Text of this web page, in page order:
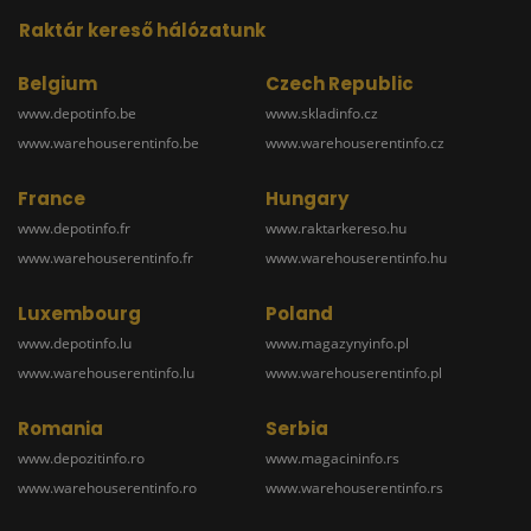
Raktár kereső hálózatunk
Belgium
www.depotinfo.be
www.warehouserentinfo.be
Czech Republic
www.skladinfo.cz
www.warehouserentinfo.cz
France
www.depotinfo.fr
www.warehouserentinfo.fr
Hungary
www.raktarkereso.hu
www.warehouserentinfo.hu
Luxembourg
www.depotinfo.lu
www.warehouserentinfo.lu
Poland
www.magazynyinfo.pl
www.warehouserentinfo.pl
Romania
www.depozitinfo.ro
www.warehouserentinfo.ro
Serbia
www.magacininfo.rs
www.warehouserentinfo.rs